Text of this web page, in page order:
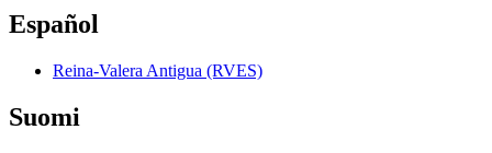
Español
Reina-Valera Antigua (RVES)
Suomi